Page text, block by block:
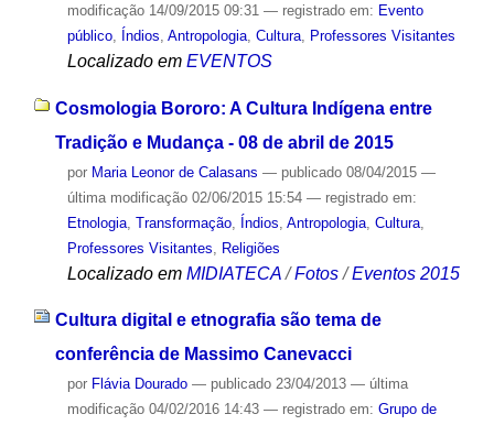
modificação14/09/2015 09:31 — registrado em: Evento
público, Índios Antropologia, Cultura, Professores Visitantes
Localizado em EVENTOS
Cosmologia Bororo: A Cultura Indígena entre
Tradição e Mudança - 08 de abril de 2015
por Maria Leonor de Calasans — publicado08/04/2015 —
última modificação02/06/2015 15:54 — registrado em:
Etnologia, Transformação, Índios Antropologia, Cultura,
Professores Visitantes
Religiões
Localizado em MIDIATECA /Fotos /Eventos 2015
Cultura digital e etnografia são tema de
conferência de Massimo Canevacci
por Flávia Dourado — publicado23/04/2013 — última
modificação04/02/2016 14:43 — registrado em: Grupo de